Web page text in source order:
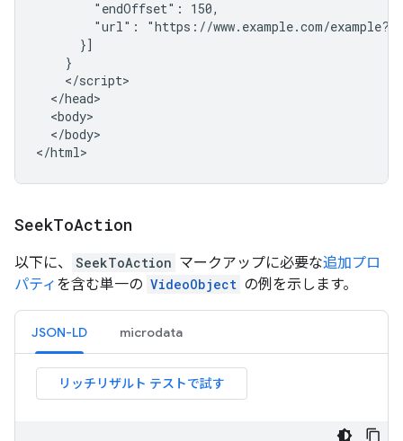
        "endOffset": 150,
"url": "https://www.example.com/
      }]
    }
    </script>
  </head>
  <body>
  </body>
</html>
SeekToAction
以下に、 SeekToAction マークアップに必要な追加プロ
パティ を含む単一の VideoObject の例を示します。
JSON-LD microdata